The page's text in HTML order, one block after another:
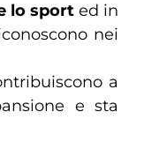
lo sported in
nei
a
e sta